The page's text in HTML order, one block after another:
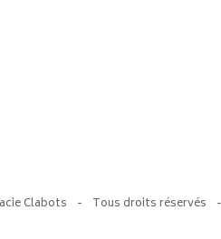
Clabots - Tous droits réservés -